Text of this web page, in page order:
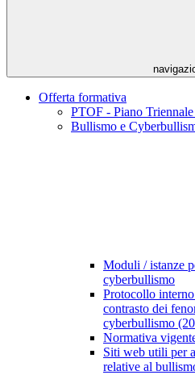
Offerta formativa
PTOF - Piano
Bullismo e
Moduli / istanze
cyberbullismo
Protocollo
contrasto dei
cyberbullismo
Normativa
Siti web utili per
relative al